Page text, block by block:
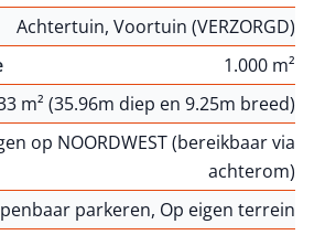
Achtertuin, Voortuin (VERZORGD)
1.000 m²
m² (35.96m diep en 9.25m breed)
op NOORDWEST (bereikbaar via
achterom)
parkeren, Op eigen terrein